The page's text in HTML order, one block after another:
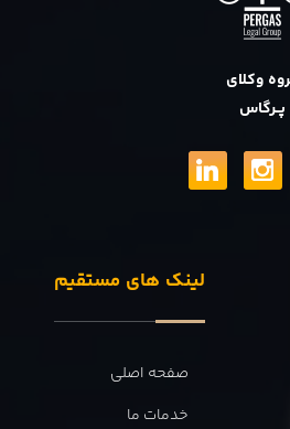
وکلای
پــرگاس
لینک های مستقیم
صفحه اصلی
خدمات ما